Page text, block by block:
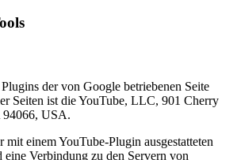
der von Google betriebenen Seite
Seiten ist die YouTube, LLC, 901 Cherry
94066, USA.
mit einem YouTube-Plugin ausgestatteten
eine Verbindung zu den Servern von